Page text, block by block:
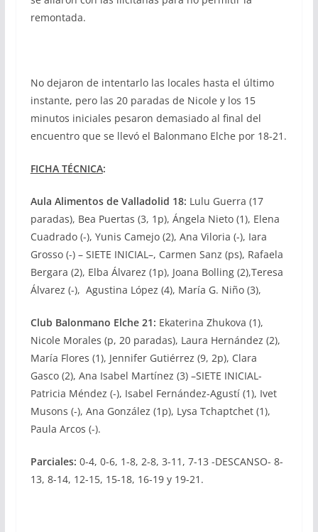
remontada.
No dejaron de intentarlo las locales hasta el último
instante, pero las 20 paradas de Nicole y los 15
minutos iniciales pesaron demasiado al final del
encuentro que se llevó el Balonmano Elche por 18-21.
FICHA TÉCNICA:
Aula Alimentos de Valladolid 18: Lulu Guerra (17
paradas), Bea Puertas (3, 1p), Ángela Nieto (1), Elena
Cuadrado (-), Yunis Camejo (2), Ana Viloria (-), Iara
Grosso (-) – SIETE INICIAL–, Carmen Sanz (ps), Rafaela
Bergara (2), Elba Álvarez (1p), Joana Bolling (2),Teresa
Álvarez (-), Agustina López (4), María G. Niño (3),
Club Balonmano Elche 21: Ekaterina Zhukova (1),
Nicole Morales (p, 20 paradas), Laura Hernández (2),
María Flores (1), Jennifer Gutiérrez (9, 2p), Clara
Gasco (2), Ana Isabel Martínez (3) –SIETE INICIAL-
Patricia Méndez (-), Isabel Fernández-Agustí (1), Ivet
Musons (-), Ana González (1p), Lysa Tchaptchet (1),
Paula Arcos (-).
Parciales: 0-4, 0-6, 1-8, 2-8, 3-11, 7-13 -DESCANSO- 8-
13, 8-14, 12-15, 15-18, 16-19 y 19-21.